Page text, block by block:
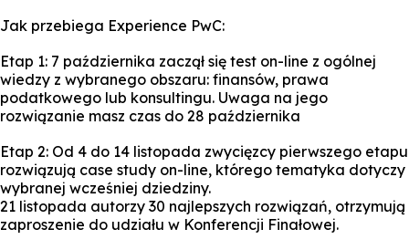
Jak przebiega Experience PwC:
Etap 1: 7 października zaczął się test on-line z ogólnej
wiedzy z wybranego obszaru: finansów, prawa
podatkowego lub konsultingu. Uwaga na jego
rozwiązanie masz czas do 28 października
Etap 2: Od 4 do 14 listopada zwycięzcy pierwszego etapu
rozwiązują case study on-line, którego tematyka dotyczy
wybranej wcześniej dziedziny.
21 listopada autorzy 30 najlepszych rozwiązań, otrzymują
zaproszenie do udziału w Konferencji Finałowej.